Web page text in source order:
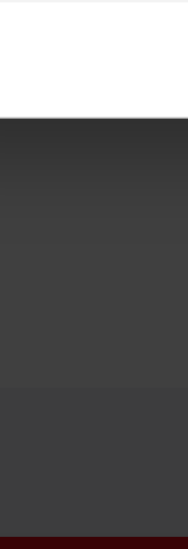
necesarias
de cookies”, que
bus pulsa el botón